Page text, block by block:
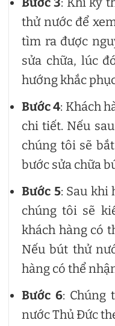
thử nước để
tìm ra được
sửa chữa, lúc
hướng khắc
Bước 4: Khách
chi tiết. Nếu
chúng tôi sẽ
bước sửa chữa
Bước 5: Sau khi
chúng tôi sẽ
khách hàng có
Nếu bút thử
hàng có thể
Bước 6: Chúng
nước Thủ Đức